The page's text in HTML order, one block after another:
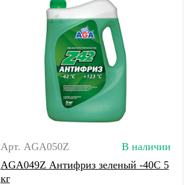
Арт. AGA050Z
В наличии
AGA049Z Антифриз зеленый -40С 5
кг